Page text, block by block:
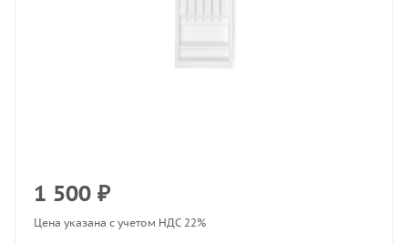
1 500 ₽
Цена указана с учетом НДС 22%